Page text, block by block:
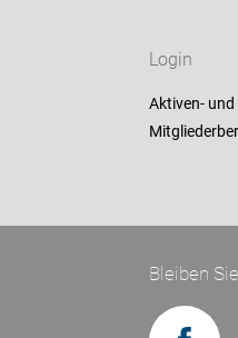
Login
Aktiven- und
Bleiben